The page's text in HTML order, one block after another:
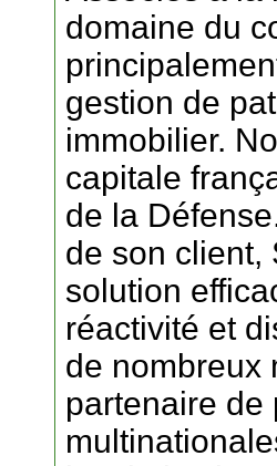
domaine du
gestion de
immobilier.
capitale
de la
de son client,
solution
réactivité et
de nombreux
partenaire de